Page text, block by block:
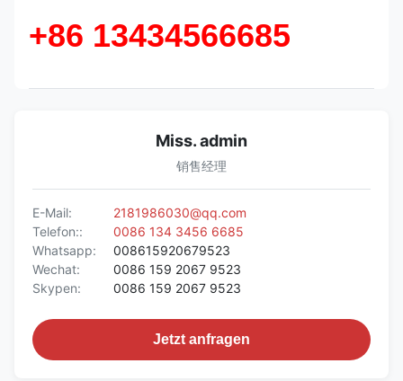
+86 13434566685
Miss. admin
销售经理
E-Mail:
2181986030@qq.com
Telefon::
0086 134 3456 6685
Whatsapp:
008615920679523
Wechat:
0086 159 2067 9523
Skypen:
0086 159 2067 9523
Jetzt anfragen